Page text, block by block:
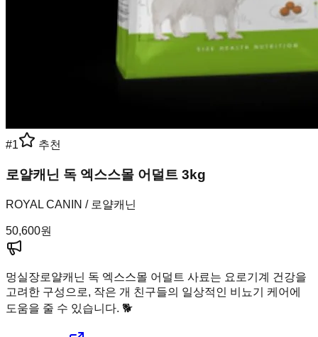
#1 추천
로얄캐닌 독 엑스스몰 어덜트 3kg
ROYAL CANIN / 로얄캐닌
50,600원
멍실장로얄캐닌 독 엑스스몰 어덜트 사료는 요로기계 건강을
고려한 구성으로, 작은 개 친구들의 일상적인 비뇨기 케어에
도움을 줄 수 있습니다. 🐕